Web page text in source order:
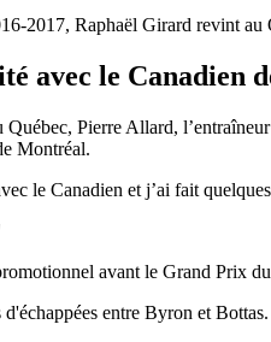
2017, Raphaël Girard revint
avec le Canadien
Québec, Pierre Allard,
Montréal.
le Canadien et j’ai fait
avant le Grand Prix
d'échappées entre Byron et